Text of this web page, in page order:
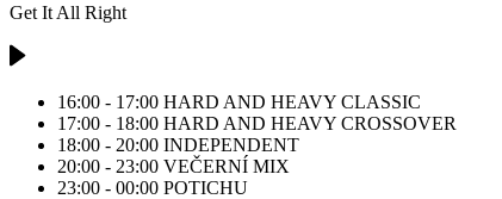
Get It All Right
16:00 - 17:00 HARD AND HEAVY CLASSIC
17:00 - 18:00 HARD AND HEAVY CROSSOVER
18:00 - 20:00 INDEPENDENT
20:00 - 23:00 VEČERNÍ MIX
23:00 - 00:00 POTICHU